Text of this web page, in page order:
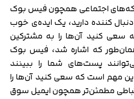
اجتماعی همچون فیس بوک
کننده دارید، یک ایده‌ی خوب
سعی کنید آن‌ها را به مشترکین
که اشاره شد، فیس بوک
پست‌های شما را ببینند
مهم است که سعی کنید آن‌ها را
مطمئن‌تر همچون ایمیل سوق